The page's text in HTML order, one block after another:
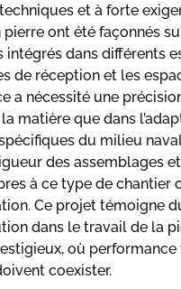
et à forte
pierre ont été façonnés
intégrés dans différents
de réception et les
a nécessité une
matière que dans
du milieu
des assemblages
à ce type de
Ce projet témoigne
dans le travail de la
où
coexister.